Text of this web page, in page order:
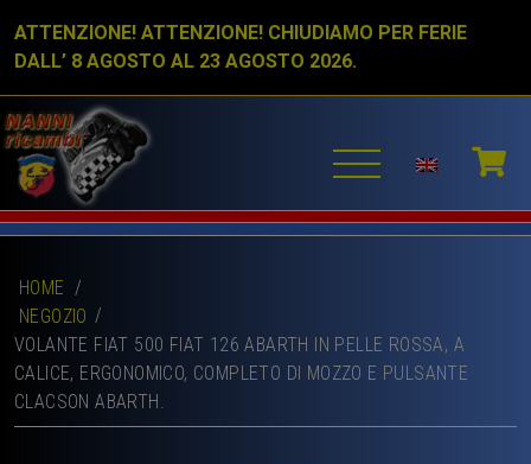
ATTENZIONE! ATTENZIONE! CHIUDIAMO PER FERIE
DALL’ 8 AGOSTO AL 23 AGOSTO 2026.
HOME /
NEGOZIO
VOLANTE FIAT 500 FIAT 126 ABARTH IN PELLE ROSSA, A
CALICE, ERGONOMICO, COMPLETO DI MOZZO E PULSANTE
CLACSON ABARTH.